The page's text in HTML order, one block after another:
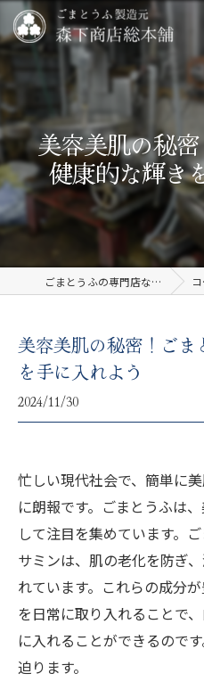
美容美肌の秘
健康的な輝き
ごまとうふの専門店なら有限会社森下商店総本舗 コラム
美容美肌の秘密！ごま
を手に入れよう
2024/11/30
忙しい現代社会で、簡単に
に朗報です。ごまとうふは
して注目を集めています。
サミンは、肌の老化を防ぎ
れています。これらの成分
を日常に取り入れることで
に入れることができるので
迫ります。